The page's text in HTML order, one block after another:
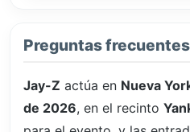
Preguntas frecuentes
Jay-Z actúa en Nueva
de 2026, en el recinto